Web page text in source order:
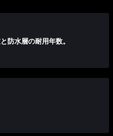
防水層の耐用年数。